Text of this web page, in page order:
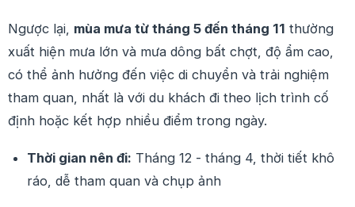
Ngược lại, mùa mưa từ tháng 5 đến tháng 11 thường
xuất hiện mưa lớn và mưa dông bất chợt, độ ẩm cao,
có thể ảnh hưởng đến việc di chuyển và trải nghiệm
tham quan, nhất là với du khách đi theo lịch trình cố
định hoặc kết hợp nhiều điểm trong ngày.
Thời gian nên đi: Tháng 12 - tháng 4, thời tiết khô
ráo, dễ tham quan và chụp ảnh